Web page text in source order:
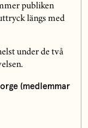
publiken
längs med
under de två
(medlemmar